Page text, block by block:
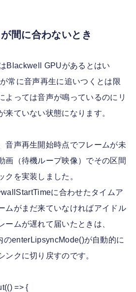
間に合わないとき
Blackwell GPUがあるとはい
常に音声再生に追いつくとは限
よっては音声が鳴っているのにリ
来ていない状態になります。
音声再生開始時点でフレームが未
画（待機ループ映像）でその区間
クを実装しました。
に合わせたタイムア
ムがまだ来ていなければアイドル
ームが遅れて届いたときは、
のenterLipsyncMode()が自動的に
ンクに切り戻すのです。
=> {